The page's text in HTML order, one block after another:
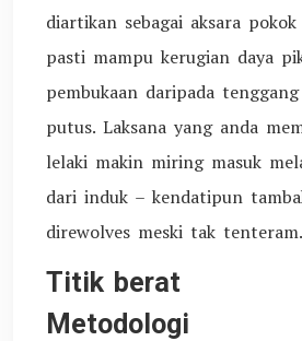
diartikan sebagai aksara
pasti mampu kerugian daya
pembukaan daripada
putus. Laksana yang anda
lelaki makin miring masuk
dari induk – kendatipun
direwolves meski tak tenteram.
Titik berat
Metodologi